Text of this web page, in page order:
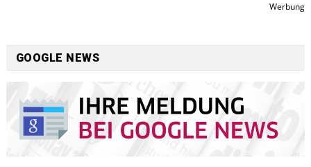
Werbung
GOOGLE NEWS